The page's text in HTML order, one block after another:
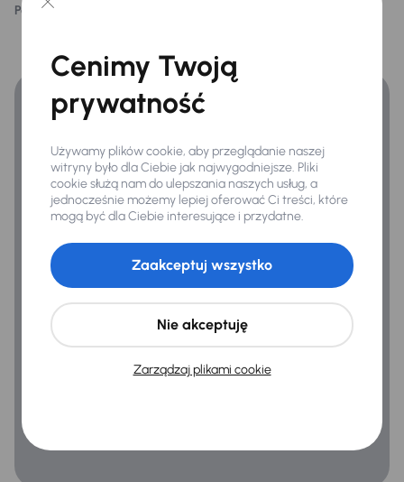
Ogólne
Hf
Podłokietnik
Połączenie USB (audio)
Podoba ci się ten opis?
Zyskaj lepsze warunki finansowania niż v banku.
Cenimy Twoją
prywatność
Używamy plików cookie, aby przeglądanie naszej
witryny było dla Ciebie jak najwygodniejsze. Pliki
cookie służą nam do ulepszania naszych usług, a
jednocześnie możemy lepiej oferować Ci treści, które
mogą być dla Ciebie interesujące i przydatne.
Zarządzaj plikami cookie
Nie akceptuję
Zaakceptuj wszystko